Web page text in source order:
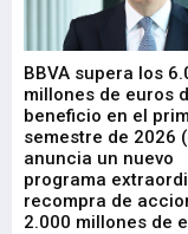
BBVA supera los
millones de euros
beneficio en el
semestre de 2026
anuncia un nuevo
programa
recompra de
2.000 millones de